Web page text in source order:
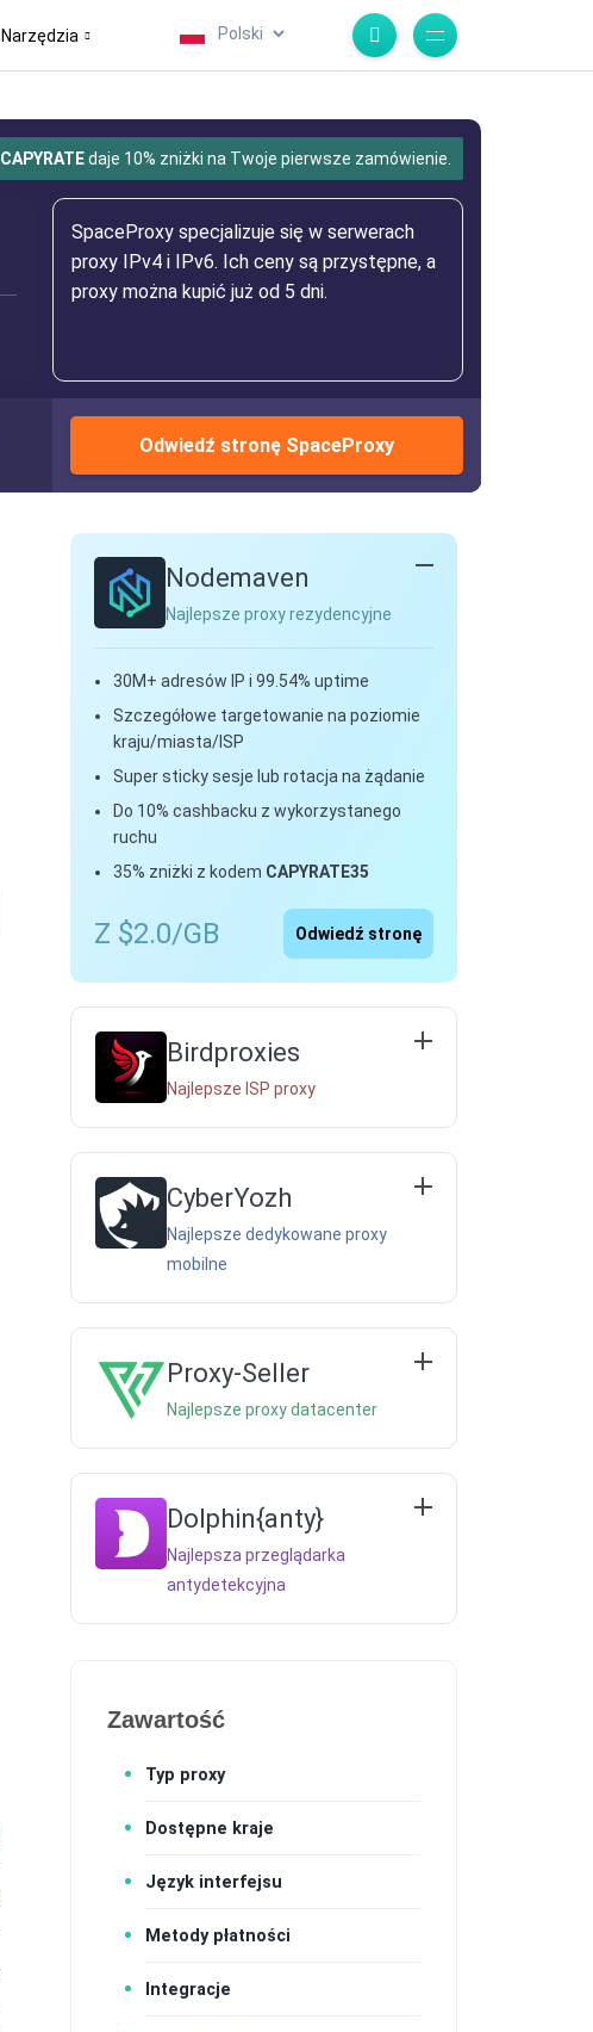
Narzędzia
CAPYRATEdaje 10% zniżki na Twoje pierwsze zamówienie.
SpaceProxy specjalizuje się w serwerach
proxy IPv4 i IPv6. Ich ceny są przystępne, a
proxy można kupić już od 5 dni.
Odwiedź stronę SpaceProxy
Nodemaven
Najlepsze proxy rezydencyjne
30M+ adresów IP i 99.54% uptime
Szczegółowe targetowanie na poziomie
kraju/miasta/ISP
Super sticky sesje lub rotacja na żądanie
Do 10% cashbacku z wykorzystanego
ruchu
35% zniżki z kodem CAPYRATE35
Z $2.0/GB Odwiedź stronę
Birdproxies
Najlepsze ISP proxy
CyberYozh
Najlepsze dedykowane proxy
mobilne
Proxy-Seller
Najlepsze proxy datacenter
Dolphin{anty}
Najlepsza przeglądarka
antydetekcyjna
Zawartość
Typ proxy
Dostępne kraje
Język interfejsu
Metody płatności
Integracje